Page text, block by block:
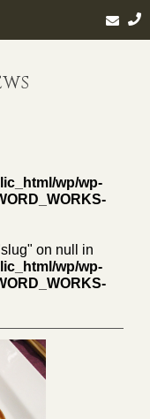
wp/wp-
on null in
wp/wp-